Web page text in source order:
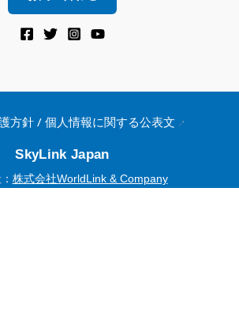
方針 / 個人情報に関する公表文
SkyLink Japan
株式会社WorldLink & Company